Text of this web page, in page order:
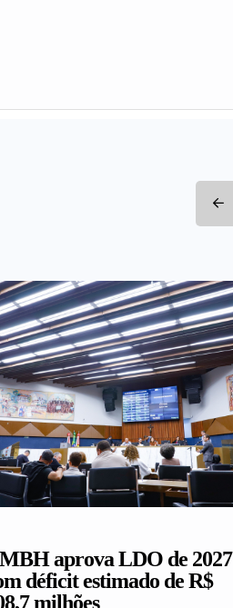
aprova LDO de 2027
déficit estimado de R$
milhões